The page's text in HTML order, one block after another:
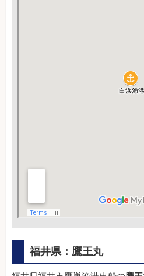
福井県：鷹王丸